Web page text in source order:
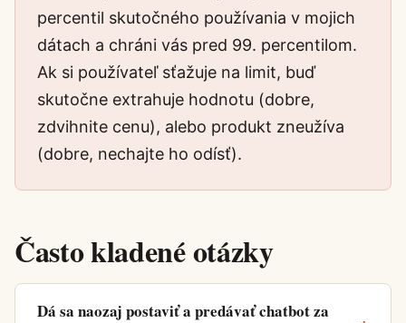
percentil skutočného používania v mojich
dátach a chráni vás pred 99. percentilom.
Ak si používateľ sťažuje na limit, buď
skutočne extrahuje hodnotu (dobre,
zdvihnite cenu), alebo produkt zneužíva
(dobre, nechajte ho odísť).
Často kladené otázky
Dá sa naozaj postaviť a predávať chatbot za